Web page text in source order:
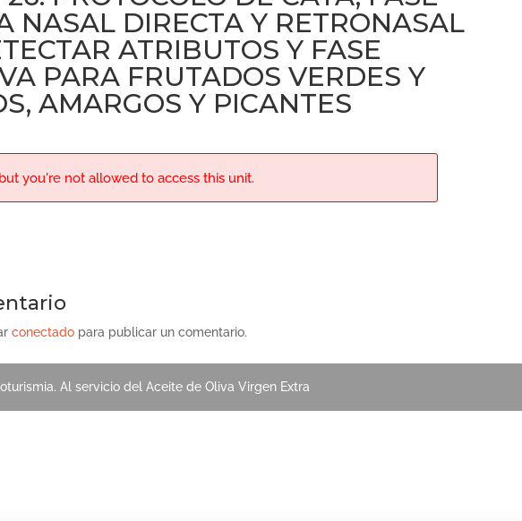
NASAL DIRECTA Y RETRONASAL
ATRIBUTOS Y FASE
PARA FRUTADOS VERDES Y
AMARGOS Y PICANTES
you're not allowed to access this unit.
conectado para publicar un comentario.
Al servicio del Aceite de Oliva Virgen Extra